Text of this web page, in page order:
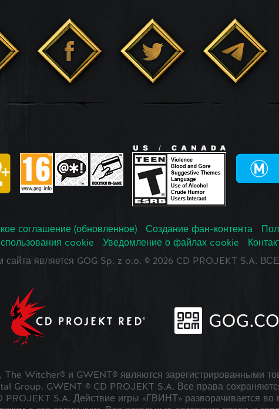
соглашение (обновленное) Создание фан-контента
cookie
Уведомление о файлах cookie
сайта является GOG Sp. z o.o. © 2026 CD PROJEKT S.A.
The Witcher® и GWENT® являются зарегистрированными
Group. GWENT © CD PROJEKT S.A. Все права
PROJEKT S.A. Действие игры «ГВИНТ» разворачивается во